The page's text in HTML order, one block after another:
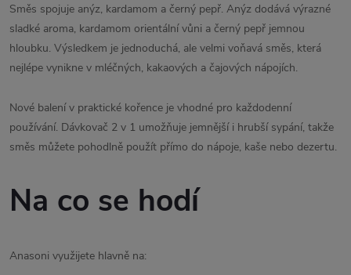
Směs spojuje anýz, kardamom a černý pepř. Anýz dodává výrazné
sladké aroma, kardamom orientální vůni a černý pepř jemnou
hloubku. Výsledkem je jednoduchá, ale velmi voňavá směs, která
nejlépe vynikne v mléčných, kakaových a čajových nápojích.
Nové balení v praktické kořence je vhodné pro každodenní
používání. Dávkovač 2 v 1 umožňuje jemnější i hrubší sypání, takže
směs můžete pohodlně použít přímo do nápoje, kaše nebo dezertu.
Na co se hodí
Anasoni využijete hlavně na: